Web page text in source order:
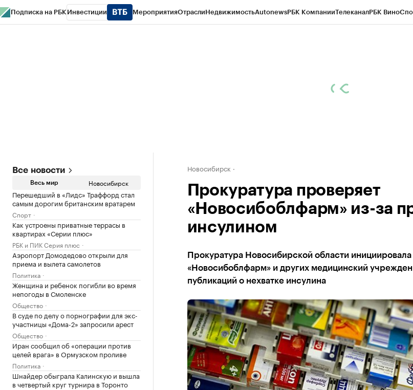
Подписка на РБК Инвестиции МероприятияОтраслиНедвижимостьAutonewsРБК КомпанииТелеканалРБК Вино
Все новости
Весь мир Новосибирск
Перешедший в «Лидс» Траффорд стал
самым дорогим британским вратарем
Спорт
Как устроены приватные террасы в
квартирах «Серии плюс»
РБК и ПИК Серия плюс
Аэропорт Домодедово открыли для
приема и вылета самолетов
Политика
Женщина и ребенок погибли во время
непогоды в Смоленске
Общество
В суде по делу о порнографии для экс-
участницы «Дома-2» запросили арест
Общество
Иран сообщил об «операции против
целей врага» в Ормузском проливе
Политика
Шнайдер обыграла Калинскую и вышла
в четвертый круг турнира в Торонто
Новосибирск
Прокуратура проверяет
«Новосибоблфарм» из-за
инсулином
Прокуратура Новосибирской области
«Новосибоблфарм» и других медицинский
публикаций о нехватке инсулина